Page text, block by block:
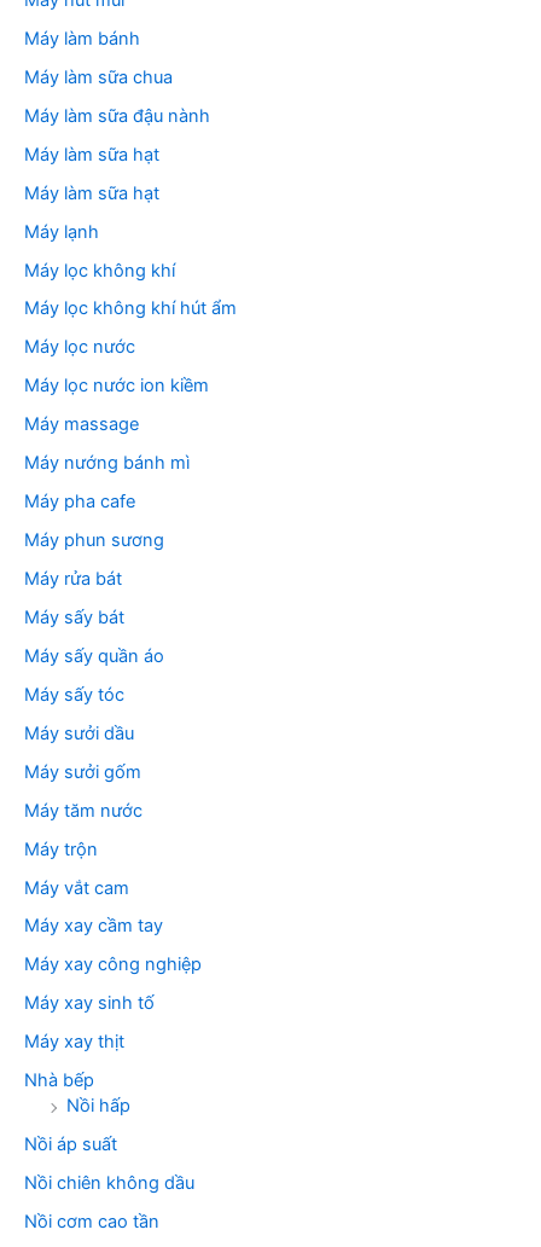
Máy làm bánh
Máy làm sữa chua
Máy làm sữa đậu nành
Máy làm sữa hạt
Máy làm sữa hạt
Máy lạnh
Máy lọc không khí
Máy lọc không khí hút ẩm
Máy lọc nước
Máy lọc nước ion kiềm
Máy massage
Máy nướng bánh mì
Máy pha cafe
Máy phun sương
Máy rửa bát
Máy sấy bát
Máy sấy quần áo
Máy sấy tóc
Máy sưởi dầu
Máy sưởi gốm
Máy tăm nước
Máy trộn
Máy vắt cam
Máy xay cầm tay
Máy xay công nghiệp
Máy xay sinh tố
Máy xay thịt
Nhà bếp
Nồi hấp
Nồi áp suất
Nồi chiên không dầu
Nồi cơm cao tần